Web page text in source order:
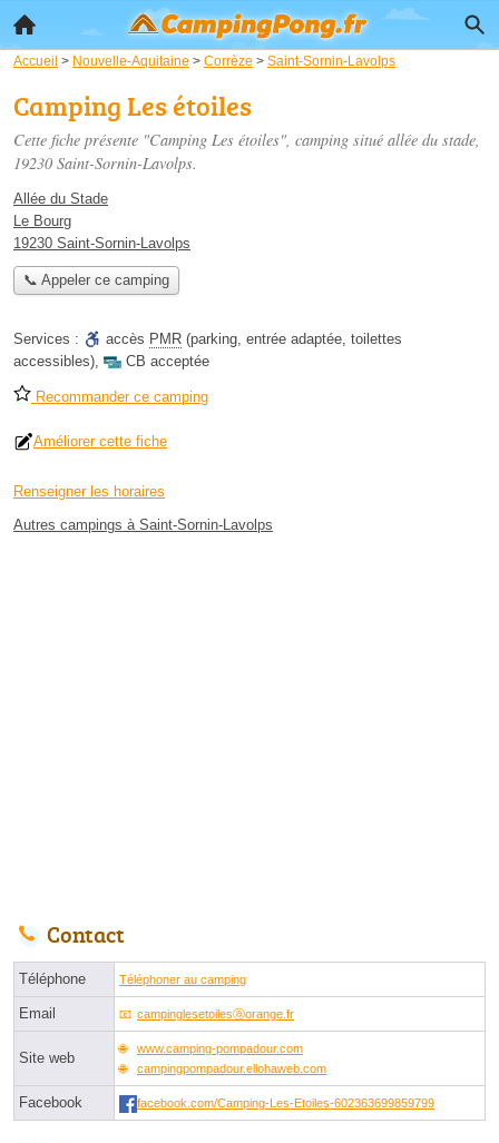
Accueil > Nouvelle-Aquitaine > Corrèze > Saint-Sornin-Lavolps
Camping Les étoiles
Cette fiche présente "Camping Les étoiles", camping situé allée du stade,
19230 Saint-Sornin-Lavolps.
Allée du Stade
Le Bourg
19230 Saint-Sornin-Lavolps
📞 Appeler ce camping
Services : accès PMR (parking, entrée adaptée, toilettes
accessibles), CB acceptée
Recommander ce camping
Améliorer cette fiche
Renseigner les horaires
Autres campings à Saint-Sornin-Lavolps
Contact
Téléphone Téléphoner au camping
Email campinglesetoilesⓐorange.fr
Site web
www.camping-pompadour.com
campingpompadour.ellohaweb.com
Facebook facebook.com/Camping-Les-Etoiles-602363699859799